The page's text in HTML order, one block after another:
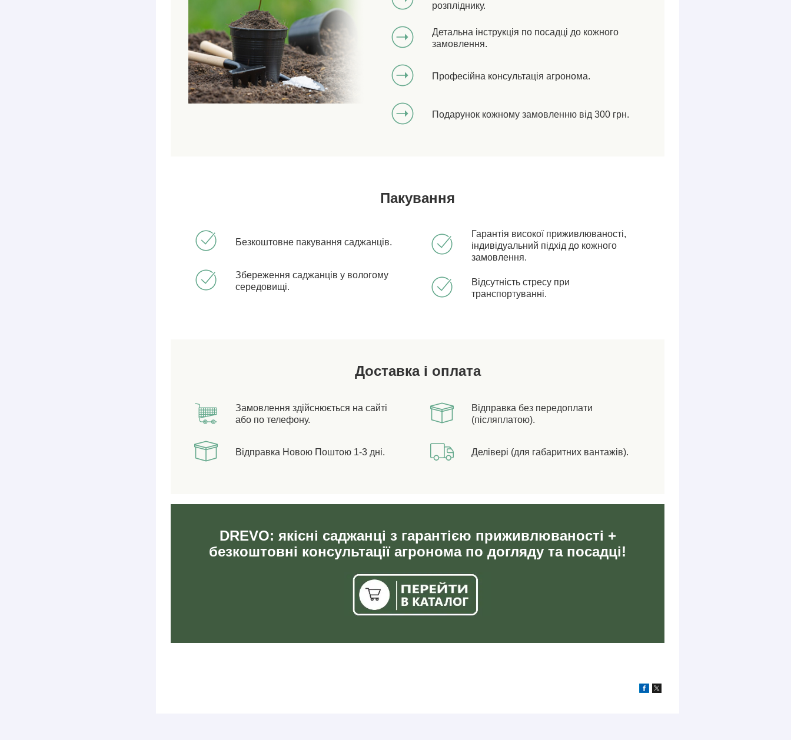
розпліднику.
Детальна інструкція по посадці до кожного
замовлення.
Професійна консультація агронома.
Подарунок кожному замовленню від 300 грн.
Пакування
Безкоштовне пакування саджанців.
Збереження саджанців у вологому
середовищі.
Гарантія високої приживлюваності,
індивідуальний підхід до кожного
замовлення.
Відсутність стресу при
транспортуванні.
Доставка і оплата
Замовлення здійснюється на сайті
або по телефону.
Відправка Новою Поштою 1-3 дні.
Відправка без передоплати
(післяплатою).
Делівері (для габаритних вантажів).
DREVO: якісні саджанці з гарантією приживлюваності +
безкоштовні консультації агронома по догляду та посадці!